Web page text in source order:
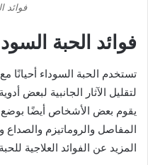
فوائد
فوائد الحبة
تستخدم الحبة السوداء أحيانًا
لتقليل الآثار الجانبية لبعض
يقوم بعض الأشخاص أيضًا بوضع
المفاصل والروماتيزم
المزيد عن الفوائد العلاجية